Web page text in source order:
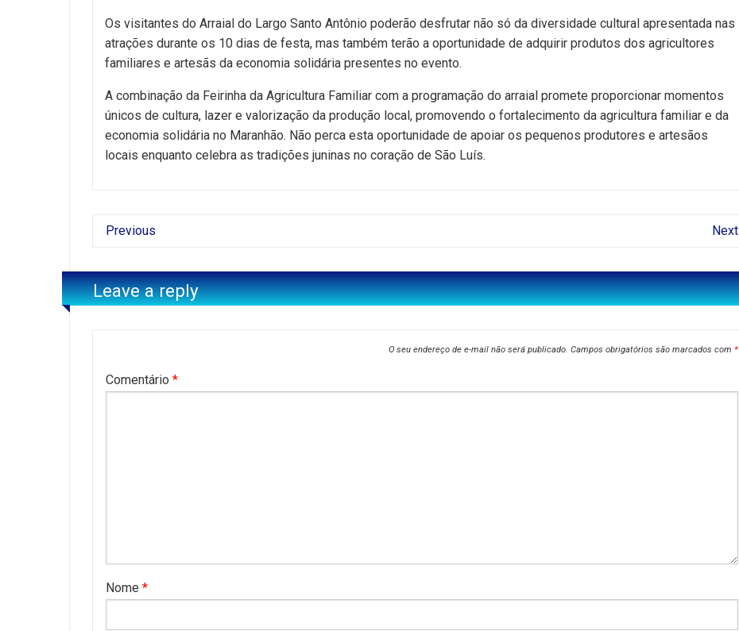
Os visitantes do Arraial do Largo Santo Antônio poderão desfrutar não só da diversidade cultural apresentada nas
atrações durante os 10 dias de festa, mas também terão a oportunidade de adquirir produtos dos agricultores
familiares e artesãs da economia solidária presentes no evento.
A combinação da Feirinha da Agricultura Familiar com a programação do arraial promete proporcionar momentos
únicos de cultura, lazer e valorização da produção local, promovendo o fortalecimento da agricultura familiar e da
economia solidária no Maranhão. Não perca esta oportunidade de apoiar os pequenos produtores e artesãos
locais enquanto celebra as tradições juninas no coração de São Luís.
Previous Next
Leave a reply
O seu endereço de e-mail não será publicado. Campos obrigatórios são marcados com *
Comentário *
Nome *